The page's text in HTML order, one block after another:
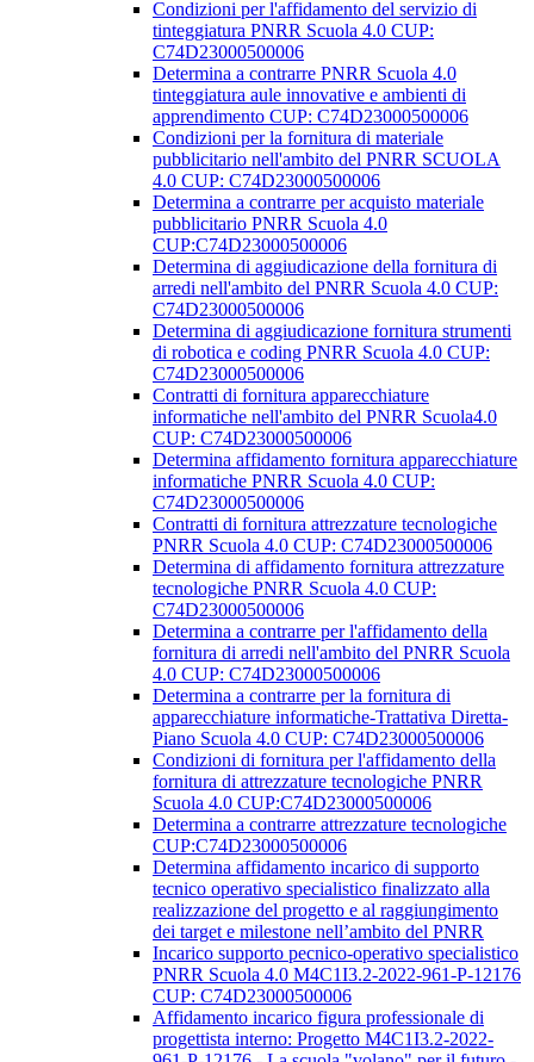
Condizioni per l'affidamento del servizio di
tinteggiatura PNRR Scuola 4.0 CUP:
C74D23000500006
Determina a contrarre PNRR Scuola 4.0
tinteggiatura aule innovative e ambienti di
apprendimento CUP: C74D23000500006
Condizioni per la fornitura di materiale
pubblicitario nell'ambito del PNRR SCUOLA
4.0 CUP: C74D23000500006
Determina a contrarre per acquisto materiale
pubblicitario PNRR Scuola 4.0
CUP:C74D23000500006
Determina di aggiudicazione della fornitura di
arredi nell'ambito del PNRR Scuola 4.0 CUP:
C74D23000500006
Determina di aggiudicazione fornitura strumenti
di robotica e coding PNRR Scuola 4.0 CUP:
C74D23000500006
Contratti di fornitura apparecchiature
informatiche nell'ambito del PNRR Scuola4.0
CUP: C74D23000500006
Determina affidamento fornitura apparecchiature
informatiche PNRR Scuola 4.0 CUP:
C74D23000500006
Contratti di fornitura attrezzature tecnologiche
PNRR Scuola 4.0 CUP: C74D23000500006
Determina di affidamento fornitura attrezzature
tecnologiche PNRR Scuola 4.0 CUP:
C74D23000500006
Determina a contrarre per l'affidamento della
fornitura di arredi nell'ambito del PNRR Scuola
4.0 CUP: C74D23000500006
Determina a contrarre per la fornitura di
apparecchiature informatiche-Trattativa Diretta-
Piano Scuola 4.0 CUP: C74D23000500006
Condizioni di fornitura per l'affidamento della
fornitura di attrezzature tecnologiche PNRR
Scuola 4.0 CUP:C74D23000500006
Determina a contrarre attrezzature tecnologiche
CUP:C74D23000500006
Determina affidamento incarico di supporto
tecnico operativo specialistico finalizzato alla
realizzazione del progetto e al raggiungimento
dei target e milestone nell’ambito del PNRR
Incarico supporto pecnico-operativo specialistico
PNRR Scuola 4.0 M4C1I3.2-2022-961-P-12176
CUP: C74D23000500006
Affidamento incarico figura professionale di
progettista interno: Progetto M4C1I3.2-2022-